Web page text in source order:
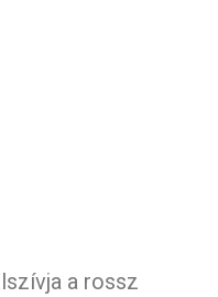
a rossz